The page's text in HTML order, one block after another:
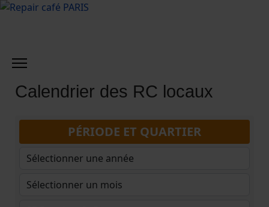
Calendrier des RC locaux
PÉRIODE ET QUARTIER